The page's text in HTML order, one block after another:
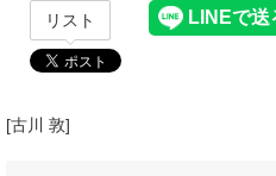
リスト
[古川 敦]